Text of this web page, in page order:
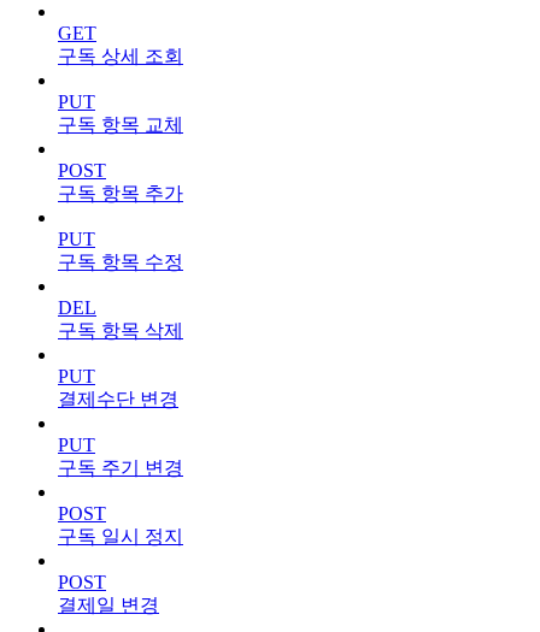
GET
구독 상세 조회
PUT
구독 항목 교체
POST
구독 항목 추가
PUT
구독 항목 수정
DEL
구독 항목 삭제
PUT
결제수단 변경
PUT
구독 주기 변경
POST
구독 일시 정지
POST
결제일 변경